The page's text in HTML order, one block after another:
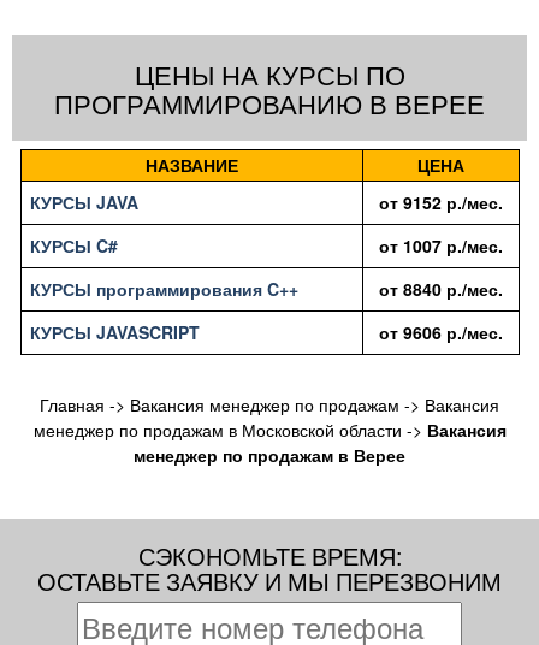
ЦЕНЫ НА КУРСЫ ПО
ПРОГРАММИРОВАНИЮ В ВЕРЕЕ
НАЗВАНИЕ
ЦЕНА
КУРСЫ JAVA
от 9152 р./мес.
КУРСЫ C#
от 1007 р./мес.
КУРСЫ программирования C++
от 8840 р./мес.
КУРСЫ JAVASCRIPT
от 9606 р./мес.
Главная -> Вакансия менеджер по продажам -> Вакансия
менеджер по продажам в Московской области -> Вакансия
менеджер по продажам в Верее
СЭКОНОМЬТЕ ВРЕМЯ:
ОСТАВЬТЕ ЗАЯВКУ И МЫ ПЕРЕЗВОНИМ